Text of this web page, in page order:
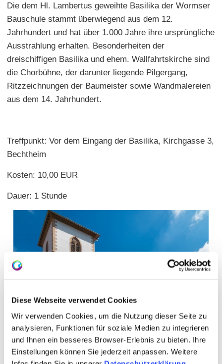
Diese Webseite verwendet Cookies
Wir verwenden Cookies, um die Nutzung dieser Seite zu
analysieren, Funktionen für soziale Medien zu integrieren
und Ihnen ein besseres Browser-Erlebnis zu bieten. Ihre
Einstellungen können Sie jederzeit anpassen. Weitere
Die dem Hl. Lambertus geweihte Basilika der Wormser
Bauschule stammt überwiegend aus dem 12.
Jahrhundert und hat über 1.000 Jahre ihre ursprüngliche
Ausstrahlung erhalten. Besonderheiten der
dreischiffigen Basilika und ehem. Wallfahrtskirche sind
die Chorbühne, der darunter liegende Pilgergang,
Ritzzeichnungen der Baumeister sowie Wandmalereien
aus dem 14. Jahrhundert.
Treffpunkt: Vor dem Eingang der Basilika, Kirchgasse 3,
Bechtheim
Kosten: 10,00 EUR
Dauer: 1 Stunde